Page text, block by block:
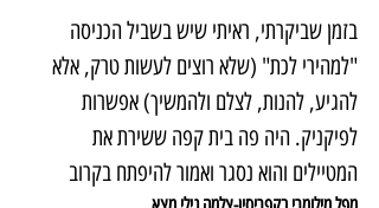
בזמן שביקרתי, ראיתי שיש בשביל הכניסה
"למהירי לכת" (שלא רוצים לעשות טרק, אלא
להגיע, להנות, לצלם ולהמשיך) אפשרות
לפיקניק. היה פה בית קפה ששירת את
המטיילים והוא נסגר ואמור להיפתח בקרוב